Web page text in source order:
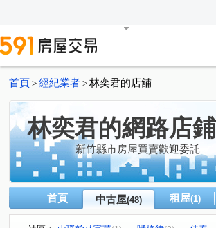
首頁 > 經紀業者 > 林奕君的店舖
林奕君的網路店鋪
新竹縣市房屋買賣歡迎委託
首頁 中古屋(48) 租屋(1)